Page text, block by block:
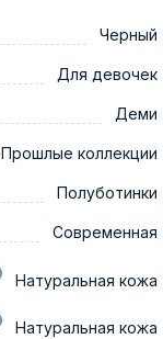
Черный
Для девочек
Деми
Прошлые коллекции
Полуботинки
Современная
Натуральная кожа
Натуральная кожа